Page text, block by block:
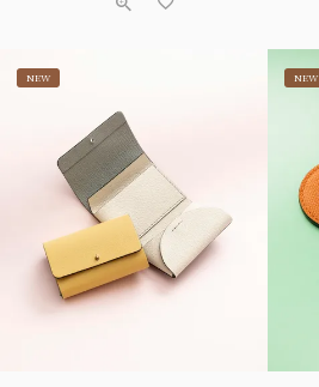
NEW NEW